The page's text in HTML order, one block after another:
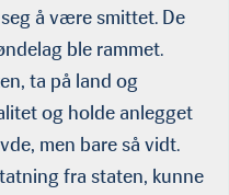
å være smittet. De
ble rammet.
ta på land og
og holde anlegget
men bare så vidt.
fra staten, kunne